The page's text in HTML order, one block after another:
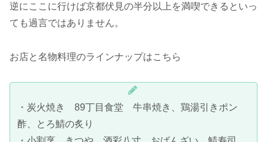
逆にここに行けば京都伏見の半分以上を満喫できるといっ
ても過言ではありません。
お店と名物料理のラインナップはこちら
・炭火焼き 89丁目食堂 牛串焼き、鶏湯引きポン
酢、とろ鯖の炙り